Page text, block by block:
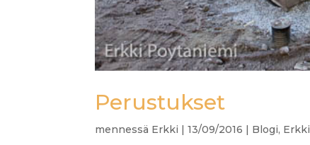
Perustukset
mennessä Erkki |13/09/2016 Blogi, Erkki